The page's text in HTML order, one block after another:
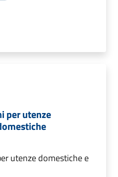
per utenze
utenze domestiche e